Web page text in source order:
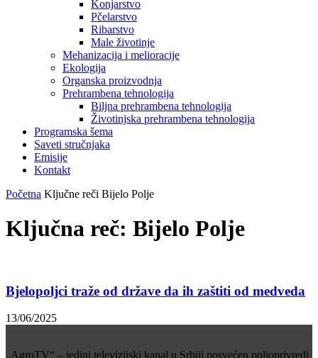
Konjarstvo
Pčelarstvo
Ribarstvo
Male životinje
Mehanizacija i melioracije
Ekologija
Organska proizvodnja
Prehrambena tehnologija
Biljna prehrambena tehnologija
Životinjska prehrambena tehnologija
Programska šema
Saveti stručnjaka
Emisije
Kontakt
Početna Ključne reči Bijelo Polje
Ključna reč: Bijelo Polje
Bjelopoljci traže od države da ih zaštiti od medveda
13/06/2025
„AgroTV“ – jedini televizijski kanal u Srbiji posvećen poljoprivredi